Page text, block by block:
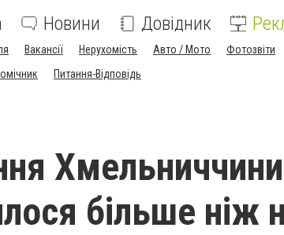
Новини Довідник
Вакансії Нерухомість Авто / Мото Фотозвіти
Питання-Відповідь
Хмельниччини
більше ніж